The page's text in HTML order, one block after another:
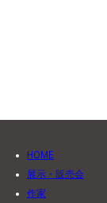
HOME
展示・販売会
作家